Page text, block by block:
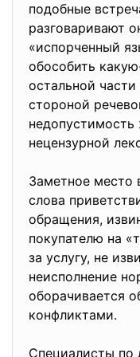
подобные
разговаривают
«испорченный
обособить
остальной
стороной
нецензурной
Заметное место
слова
обращения,
покупателю на
за услугу, не
неисполнение
оборачивается
конфликтами.
Специалисты по